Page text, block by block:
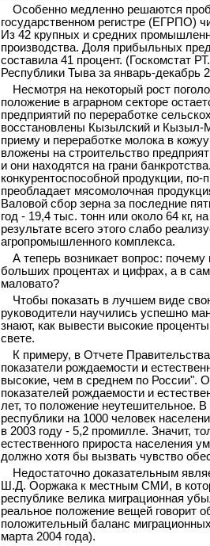
Особенно медленно решаются
государственном регистре (ЕГРПО)
Из 42 крупных и средних
производства. Доля прибыльных
составила 41 процент. (Госкомстат
Республики Тыва за январь-декабрь
Несмотря на некоторый рост
положение в аграрном секторе
предприятий по переработке
восстановлены Кызылский и
приему и переработке молока в
вложены на строительство
и они находятся на грани
конкурентоспособной продукции,
преобладает мясомолочная
Валовой сбор зерна за последние
год - 19,4 тыс. тонн или около 64 кг,
результате всего этого слабо
агропромышленного комплекса.
А теперь возникает вопрос:
больших процентах и цифрах, а в
маловато?
Чтобы показать в лучшем виде
руководители научились успешно
знают, как вывести высокие
свете.
К примеру, в Отчете
показатели рождаемости и
высокие, чем в среднем по России".
показателей рождаемости и
лет, то положение неутешительное.
республики на 1000 человек
в 2003 году - 5,2 промилле. Значит,
естественного прироста населения
должно хотя бы вызвать чувство
Недостаточно доказательным
Ш.Д. Ооржака к местным СМИ, в
республике велика миграционная
реальное положение вещей говорит
положительный баланс
марта 2004 года).